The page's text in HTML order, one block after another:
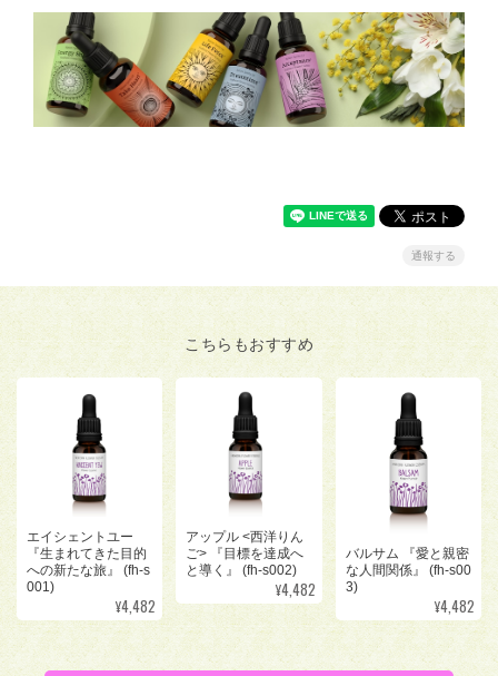
通報する
こちらもおすすめ
エイシェントユー
『生まれてきた目的
への新たな旅』 (fh-s
001)
¥4,482
アップル <西洋りん
ご> 『目標を達成へ
と導く』 (fh-s002)
¥4,482
バルサム 『愛と親密
な人間関係』 (fh-s00
3)
¥4,482